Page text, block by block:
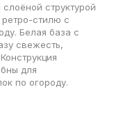
структурой
стилю с
Белая база с
свежесть,
для
по огороду.